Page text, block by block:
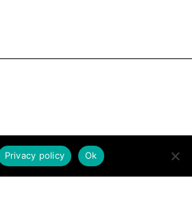
Ok
Privacy policy